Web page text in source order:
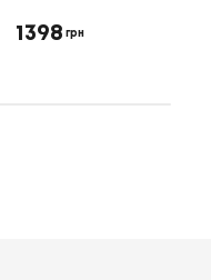
1398 грн